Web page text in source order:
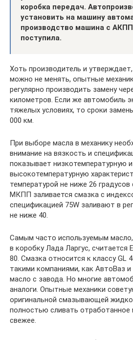
коробка передач.
установить на машину
производство машина с АКПП
поступила.
Хоть производитель и
можно не менять, опытные
регулярно производить замену
километров. Если же автомобиль
тяжелых условиях, то сроки
000 км.
При выборе масла в механику
внимание на вязкость и
показывает низкотемпературную и
высокотемпературную
температурой не ниже 26
МКПП заливается смазка с
спецификацией 75W заливают в
не ниже 40.
Самым часто используемым
в коробку Лада Ларгус, считается
80. Смазка относится к классу GL
такими компаниями, как АвтоВаз и
масло с завода. Но многие
аналоги. Опытные механики
оригинальной смазывающей
полностью сливать отработанное
свежее.